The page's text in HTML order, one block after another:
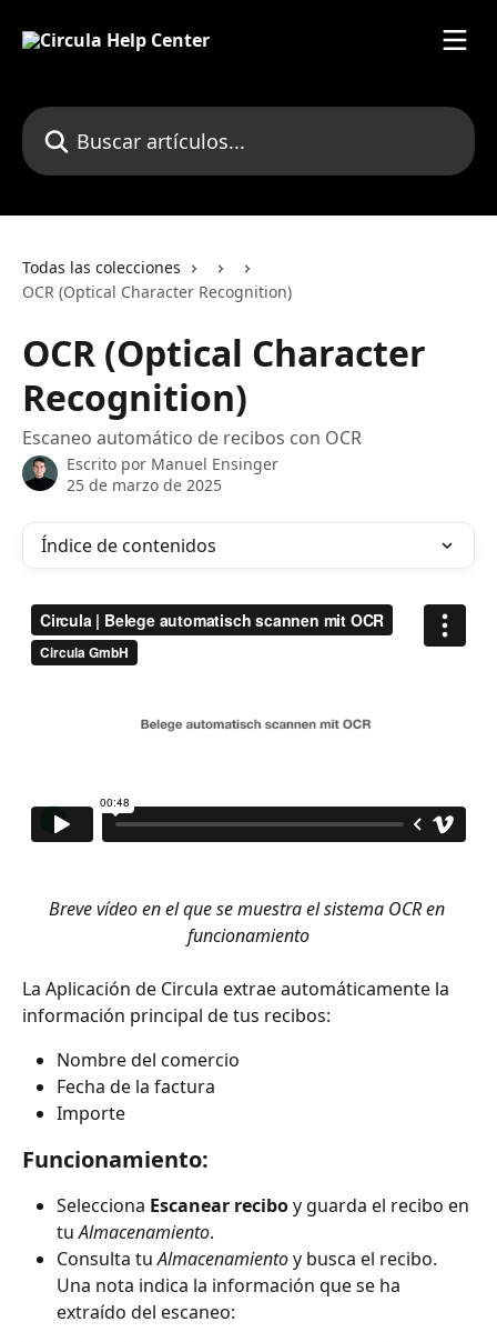
Buscar artículos...
Todas las colecciones
OCR (Optical Character Recognition)
OCR (Optical Character
Recognition)
Escaneo automático de recibos con OCR
Escrito por Manuel Ensinger
25 de marzo de 2025
Índice de contenidos
Breve vídeo en el que se muestra el sistema OCR en
funcionamiento
La Aplicación de Circula extrae automáticamente la
información principal de tus recibos:
Nombre del comercio
Fecha de la factura
Importe
Funcionamiento:
Selecciona Escanear recibo y guarda el recibo en
tu Almacenamiento.
Consulta tu Almacenamiento y busca el recibo.
Una nota indica la información que se ha
extraído del escaneo: